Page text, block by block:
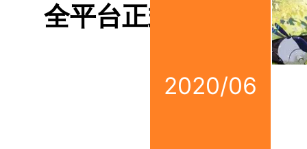
全平台正式开服
2020/06